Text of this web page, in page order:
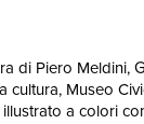
di Piero
cultura, Museo
a colori